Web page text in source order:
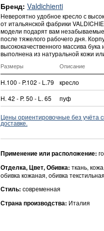
Бренд: Valdichienti
Невероятно удобное кресло с
от итальянской фабрики
модели подарят вам
после тяжелого рабочего дня.
высококачественного массива
выполнена из натуральной кожи
Размеры Описание
H.100 - P.102 - L.79 кресло
H. 42 - P. 50 - L. 65 пуф
Цены ориентировочные без учёта
доставке.
Применение или расположение:
Отделка, Цвет, Обивка: ткань,
обивка кожаная, обивка
Стиль: современная
Страна производства: Италия